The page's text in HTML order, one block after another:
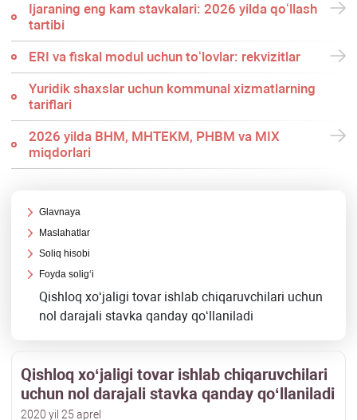
Ijaraning eng kam stavkalari: 2026 yilda qoʻllash
tartibi
ERI va fiskal modul uchun toʻlovlar: rekvizitlar
Yuridik shaхslar uchun kommunal хizmatlarning
tariflari
2026 yilda BHM, MHTEKM, PHBM va MIX
miqdorlari
Glavnaya
Maslahatlar
Soliq hisobi
Foyda soligʻi
Qishloq хoʻjaligi tovar ishlab chiqaruvchilari uchun
nol darajali stavka qanday qoʻllaniladi
Qishloq хoʻjaligi tovar ishlab chiqaruvchilari
uchun nol darajali stavka qanday qoʻllaniladi
2020 yil 25 aprel